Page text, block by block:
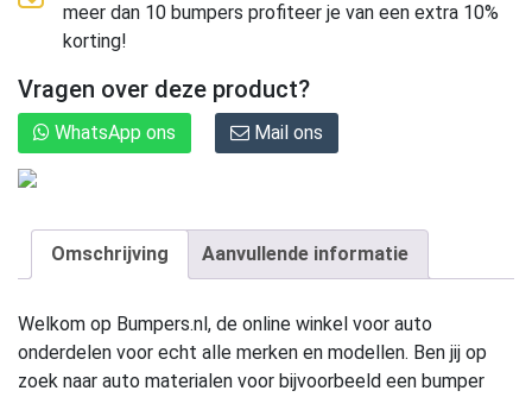
meer dan 10 bumpers profiteer je van een extra 10%
korting!
Vragen over deze product?
WhatsApp ons Mail ons
Omschrijving Aanvullende informatie
Welkom op Bumpers.nl, de online winkel voor auto
onderdelen voor echt alle merken en modellen. Ben jij op
zoek naar auto materialen voor bijvoorbeeld een bumper